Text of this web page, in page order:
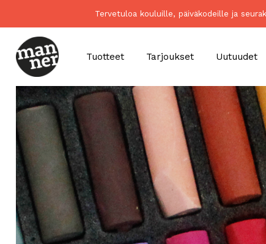
Tervetuloa kouluille, päiväkodeille ja
Tuotteet Tarjoukset Uutuudet